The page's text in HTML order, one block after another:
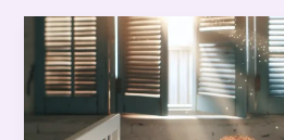
baby?